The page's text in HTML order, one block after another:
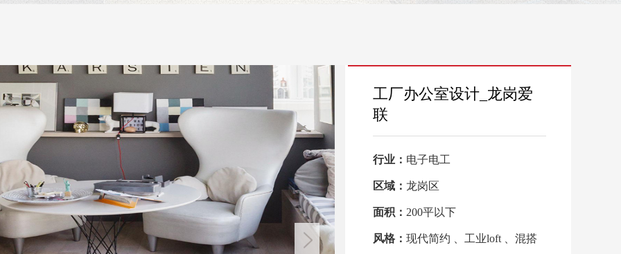
工厂办公室设计_龙岗爱
联
行业： 电子电工
区域： 龙岗区
面积： 200平以下
风格： 现代简约 、工业loft 、混搭